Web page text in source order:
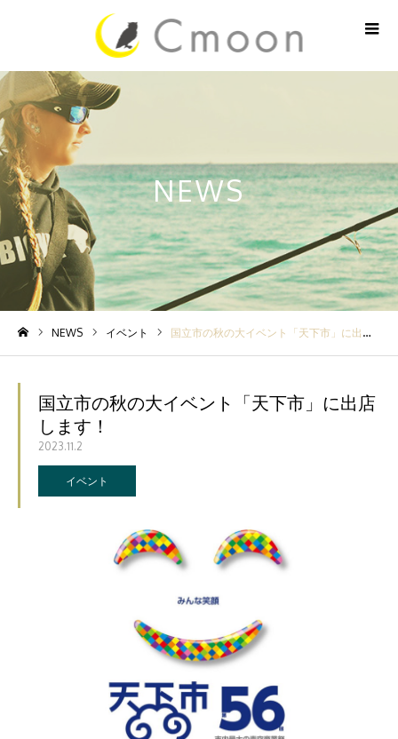
NEWS
NEWS イベント 国立市の秋の大イベント「天下市」に出店します！
国立市の秋の大イベント「天下市」に出店
します！
2023.11.2
イベント